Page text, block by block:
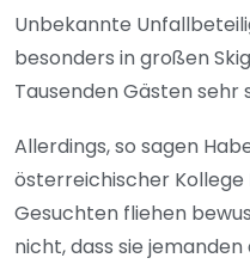
Unbekannte
besonders in großen
Tausenden Gästen sehr
Allerdings, so sagen
österreichischer Kollege
Gesuchten fliehen
nicht, dass sie